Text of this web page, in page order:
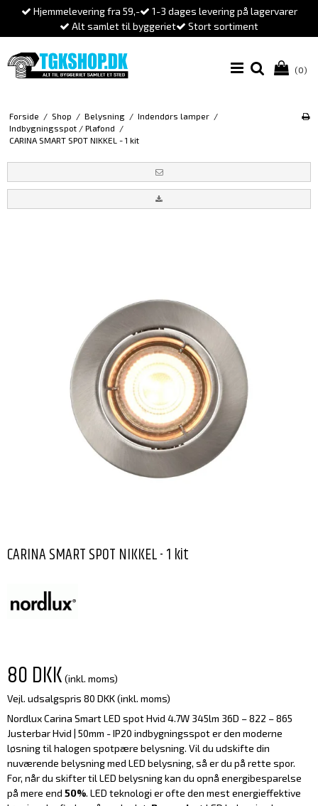
Hjemmelevering fra 59,-
1-3 dages levering på lagervarer
Alt samlet til byggeriet
Stort sortiment
(0)
Forside / Shop / Belysning / Indendørs lamper /
Indbygningsspot / Plafond /
CARINA SMART SPOT NIKKEL - 1 kit
CARINA SMART SPOT NIKKEL - 1 kit
80 DKK (inkl. moms)
Vejl. udsalgspris 80 DKK(inkl. moms)
Nordlux Carina Smart LED spot Hvid 4.7W 345lm 36D – 822 – 865
Justerbar Hvid | 50mm - IP20 indbygningsspot er den moderne
løsning til halogen spotpære belysning. Vil du udskifte din
nuværende belysning med LED belysning, så er du på rette spor.
For, når du skifter til LED belysning kan du opnå energibesparelse
på mere end 50%. LED teknologi er ofte den mest energieffektive